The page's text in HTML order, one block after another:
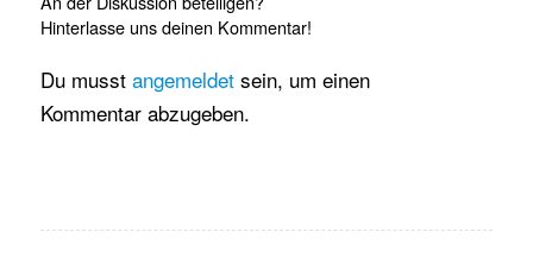
Hinterlasse uns deinen Kommentar!
Du musst angemeldetsein, um einen
Kommentar abzugeben.